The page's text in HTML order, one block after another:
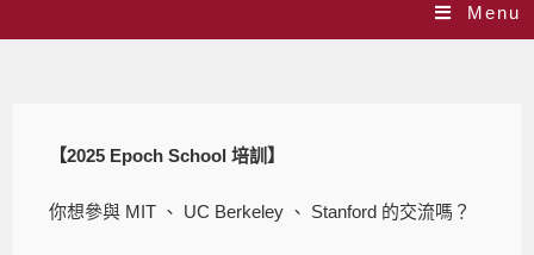
Menu
【2025 Epoch School 培訓】
你想參與 MIT 、 UC Berkeley 、 Stanford 的交流嗎？